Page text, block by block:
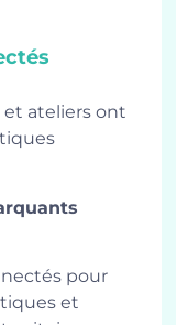
et ateliers ont
pour
et